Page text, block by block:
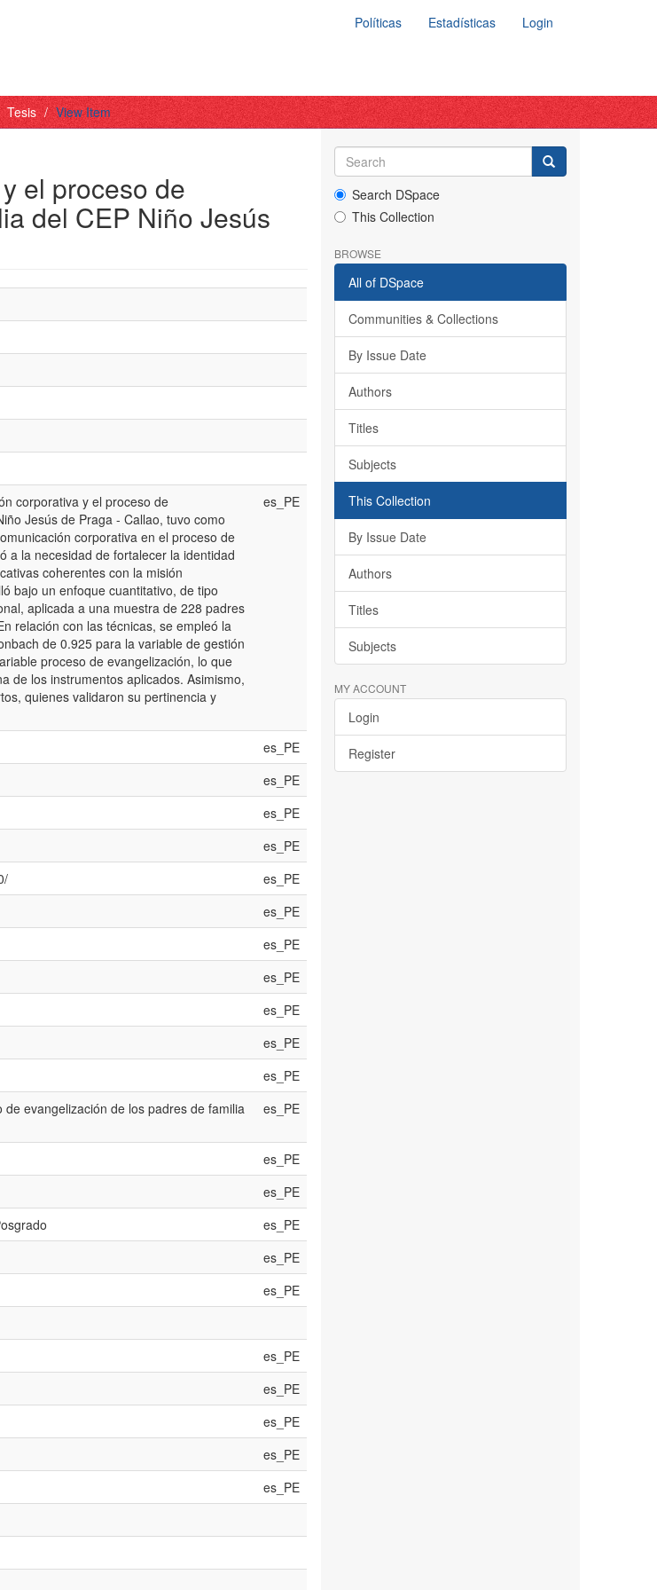
Políticas Estadísticas Login
Tesis View Item
el proceso de
del CEP Niño Jesús
corporativa y el proceso de
Jesús de Praga - Callao, tuvo como
corporativa en el proceso de
a la necesidad de fortalecer la identidad
coherentes con la misión
bajo un enfoque cuantitativo, de tipo
aplicada a una muestra de 228 padres
relación con las técnicas, se empleó la
de 0.925 para la variable de gestión
proceso de evangelización, lo que
de los instrumentos aplicados. Asimismo,
quienes validaron su pertinencia y
es_PE
es_PE
es_PE
es_PE
es_PE
es_PE
es_PE
es_PE
es_PE
es_PE
es_PE
es_PE
evangelización de los padres de familia
es_PE
es_PE
es_PE
es_PE
es_PE
es_PE
es_PE
es_PE
es_PE
es_PE
es_PE
Search DSpace
This Collection
BROWSE
All of DSpace
Communities & Collections
By Issue Date
Authors
Titles
Subjects
This Collection
By Issue Date
Authors
Titles
Subjects
MY ACCOUNT
Login
Register